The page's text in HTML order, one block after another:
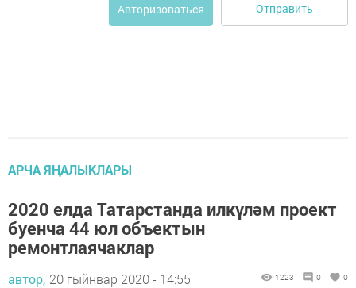
Авторизоваться Отправить
АРЧА ЯҢАЛЫКЛАРЫ
2020 елда Татарстанда илкүләм проект
буенча 44 юл объектын
ремонтлаячаклар
автор, 20 гыйнвар 2020 - 14:55 1223 0 0